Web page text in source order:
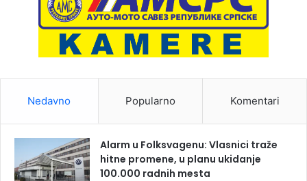
Nedavno Popularno Komentari
Alarm u Folksvagenu: Vlasnici traže
hitne promene, u planu ukidanje
100.000 radnih mesta